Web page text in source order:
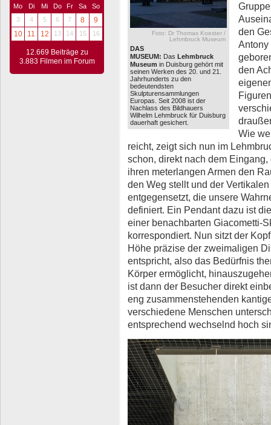
Mo Di Mi Do Fr Sa
So
3
4 5 6 7 8
9
10
11 12 13 14 15 16
12.669 Beiträge zu
3.883 Filmen im Forum
Foto: Dr Thomas Koester /
Lehmbruck Museum
DAS
MUSEUM: Das Lehmbruck
Museum in Duisburg gehört mit
seinen Werken des 20. und 21.
Jahrhunderts zu den
bedeutendsten
Skulpturensammlungen
Europas. Seit 2008 ist der
Nachlass des Bildhauers
Wilhelm Lehmbruck für Duisburg
dauerhaft gesichert.
den
Antony
den
Wie
reicht, zeigt sich nun im
schon, direkt nach dem Eingang,
ihren meterlangen Armen den
den Weg stellt und der
entgegensetzt, die unsere
definiert. Ein Pendant dazu ist
einer benachbarten Giacometti-
korrespondiert. Nun sitzt der
Höhe präzise der zweimaligen
entspricht, also das Bedürfnis
Körper ermöglicht,
ist dann der Besucher direkt
eng zusammenstehenden
verschiedene Menschen
entsprechend wechselnd hoch